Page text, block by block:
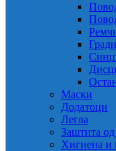
Маски
Додатоци
Легла
Заштита
Хигиена и